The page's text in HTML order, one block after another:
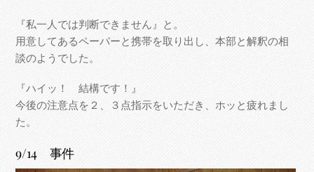
『私一人では判断できません』と。
用意してあるペーパーと携帯を取り出し、本部と解釈の相
談のようでした。
『ハイッ！ 結構です！』
今後の注意点を２、３点指示をいただき、ホッと疲れまし
た。
9/14 事件